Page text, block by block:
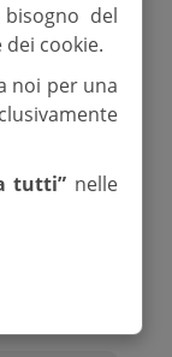
strade
del
dei cookie.
noi per una
tutti” nelle